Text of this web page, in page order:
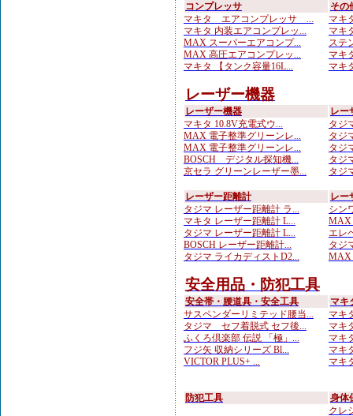
コンプレッサ
マキタ エアコンプレッサ ...
マキタ 内装エアコンプレッ...
MAX スーパーエアコンプ...
MAX 高圧エアコンプレッ...
マキタ 【タンク容量16L...
その
マキ
マキ
ステ
マキ
マキ
レーザー機器
レーザー機器
マキタ 10.8V充電式ウ...
MAX 電子整準グリーンレ...
MAX 電子整準グリーンレ...
BOSCH デジタル探知機...
京セラ グリーンレーザー墨...
レー
タジ
タジ
タジ
タジ
タジ
レーザー距離計
タジマ レーザー距離計 ラ...
マキタ レーザー距離計 L...
タジマ レーザー距離計 L...
BOSCH レーザー距離計...
タジマ ライカディストD2...
レー
シン
MAX
エレ
タジ
安全用品・防犯工具
安全帯・腰道具・安全工具
サスペンダーリミテッド腰当...
タジマ セフ着脱式 セフ後...
ふくろ倶楽部 伝説 「極」...
フジ矢 収納シリーズ Bl...
VICTOR PLUS+ ...
マキ
マキ
マキ
マキ
マキ
マキ
防犯工具
身体
クレ